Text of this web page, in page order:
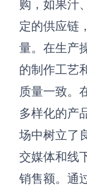
购，如果汁
定的供应链
量。在生产
的制作工艺
质量一致。
多样化的产
场中树立了
交媒体和线
销售额。通